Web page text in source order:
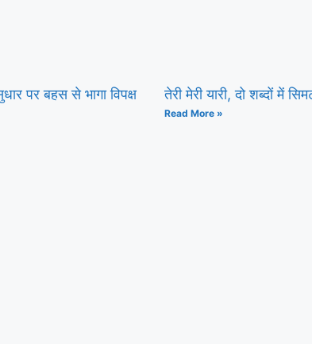
पर बहस से भागा विपक्ष तेरी मेरी यारी, दो शब्दों में
Read More »